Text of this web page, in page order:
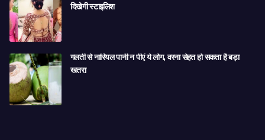
दिखेगी स्टाइलिश
गलती से नारियल पानी न पीएं ये लोग, वरना सेहत हो सकता है बड़ा
खतरा